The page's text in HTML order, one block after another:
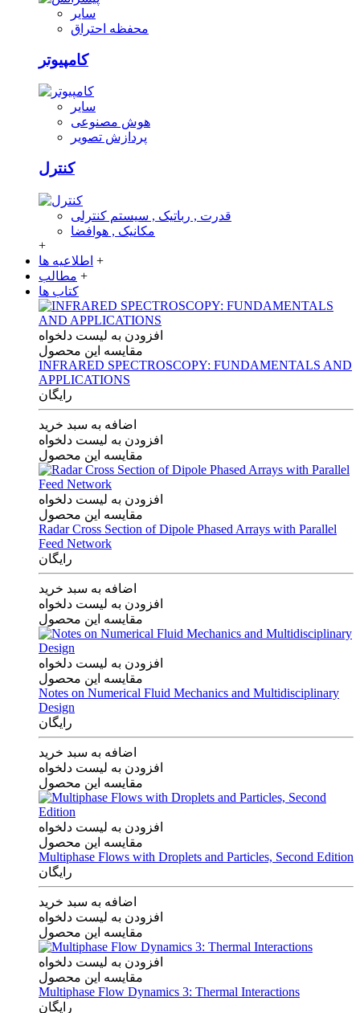
سایر
محفظه احتراق
کامپیوتر
سایر
هوش مصنوعی
پردازش تصویر
کنترل
قدرت , رباتیک , سیستم کنترلی
مکانیک , هوافضا
+
اطلاعیه ها +
مطالب +
کتاب ها
افزودن به لیست دلخواه
مقایسه این محصول
INFRARED SPECTROSCOPY: FUNDAMENTALS AND
APPLICATIONS
رایگان
اضافه به سبد خرید
افزودن به لیست دلخواه
مقایسه این محصول
افزودن به لیست دلخواه
مقایسه این محصول
Radar Cross Section of Dipole Phased Arrays with Parallel
Feed Network
رایگان
اضافه به سبد خرید
افزودن به لیست دلخواه
مقایسه این محصول
افزودن به لیست دلخواه
مقایسه این محصول
Notes on Numerical Fluid Mechanics and Multidisciplinary
Design
رایگان
اضافه به سبد خرید
افزودن به لیست دلخواه
مقایسه این محصول
افزودن به لیست دلخواه
مقایسه این محصول
Multiphase Flows with Droplets and Particles, Second Edition
رایگان
اضافه به سبد خرید
افزودن به لیست دلخواه
مقایسه این محصول
افزودن به لیست دلخواه
مقایسه این محصول
Multiphase Flow Dynamics 3: Thermal Interactions
رایگان